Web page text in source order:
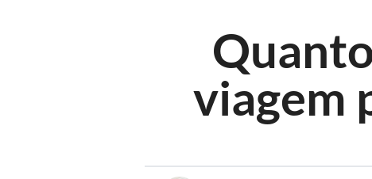
viagem